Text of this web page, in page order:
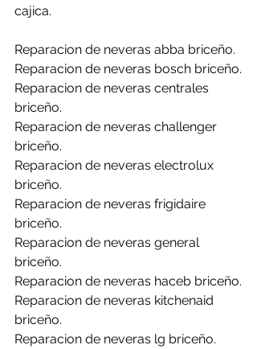
cajica.
Reparacion de neveras abba briceño.
Reparacion de neveras bosch briceño.
Reparacion de neveras centrales
briceño.
Reparacion de neveras challenger
briceño.
Reparacion de neveras electrolux
briceño.
Reparacion de neveras frigidaire
briceño.
Reparacion de neveras general
briceño.
Reparacion de neveras haceb briceño.
Reparacion de neveras kitchenaid
briceño.
Reparacion de neveras lg briceño.